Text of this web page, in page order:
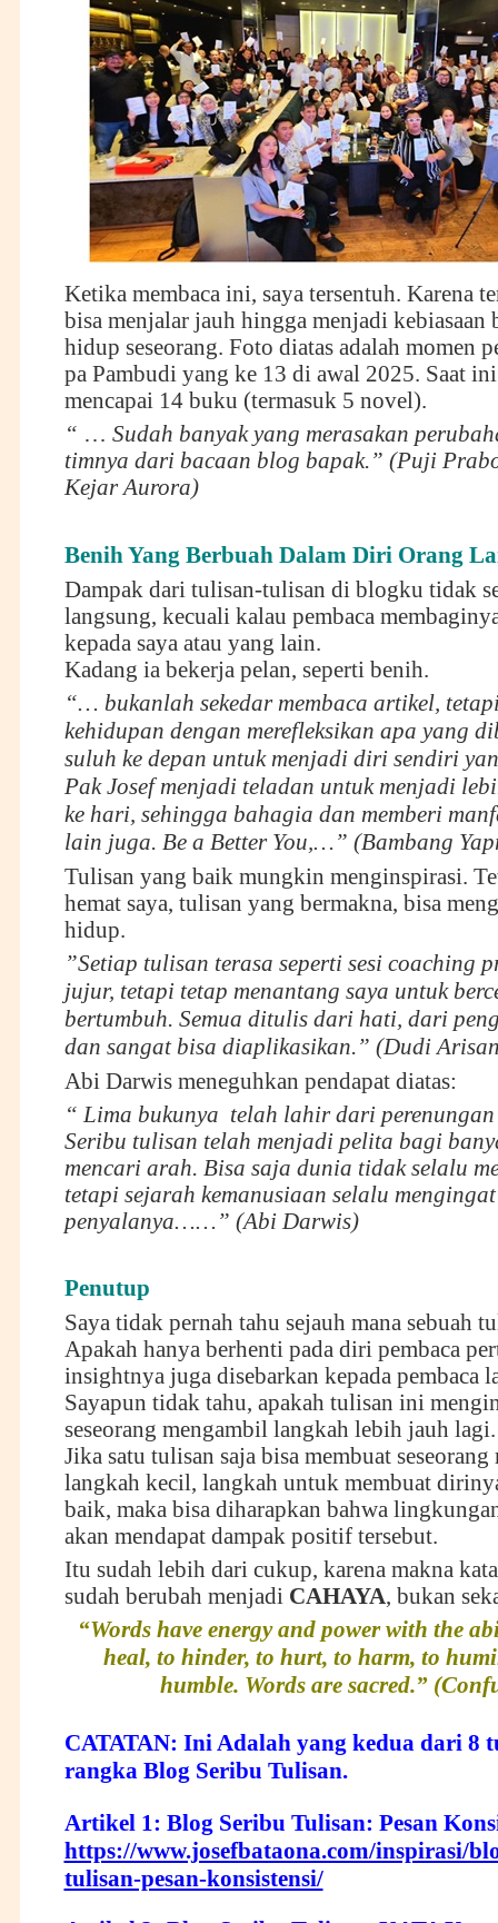
Ketika membaca ini, saya tersentuh. Karena
bisa menjalar jauh hingga menjadi kebiasaan
hidup seseorang. Foto diatas adalah momen
pa Pambudi yang ke 13 di awal 2025. Saat
mencapai 14 buku (termasuk 5 novel).
“ … Sudah banyak yang merasakan
timnya dari bacaan blog bapak.” (Puji
Kejar Aurora)
Benih Yang Berbuah Dalam Diri Orang
Dampak dari tulisan-tulisan di blogku tidak
langsung, kecuali kalau pembaca
kepada saya atau yang lain.
Kadang ia bekerja pelan, seperti benih.
“… bukanlah sekedar membaca artikel,
kehidupan dengan merefleksikan apa yang
suluh ke depan untuk menjadi diri sendiri
Pak Josef menjadi teladan untuk menjadi
ke hari, sehingga bahagia dan memberi
lain juga. Be a Better You,…” (Bambang
Tulisan yang baik mungkin menginspirasi.
hemat saya, tulisan yang bermakna, bisa
hidup.
”Setiap tulisan terasa seperti sesi coaching
jujur, tetapi tetap menantang saya untuk
bertumbuh. Semua ditulis dari hati, dari
dan sangat bisa diaplikasikan.” (Dudi
Abi Darwis meneguhkan pendapat diatas:
“ Lima bukunya telah lahir dari
Seribu tulisan telah menjadi pelita bagi
mencari arah. Bisa saja dunia tidak selalu
tetapi sejarah kemanusiaan selalu
penyalanya……” (Abi Darwis)
Penutup
Saya tidak pernah tahu sejauh mana sebuah
Apakah hanya berhenti pada diri pembaca
insightnya juga disebarkan kepada pembaca
Sayapun tidak tahu, apakah tulisan ini
seseorang mengambil langkah lebih jauh lagi.
Jika satu tulisan saja bisa membuat
langkah kecil, langkah untuk membuat
baik, maka bisa diharapkan bahwa
akan mendapat dampak positif tersebut.
Itu sudah lebih dari cukup, karena makna
sudah berubah menjadi CAHAYA, bukan
“Words have energy and power with the
heal, to hinder, to hurt, to harm, to
humble. Words are sacred.”
CATATAN: Ini Adalah yang kedua dari 8
rangka Blog Seribu Tulisan.
Artikel 1: Blog Seribu Tulisan: Pesan
https://www.josefbataona.com/inspirasi/
tulisan-pesan-konsistensi/